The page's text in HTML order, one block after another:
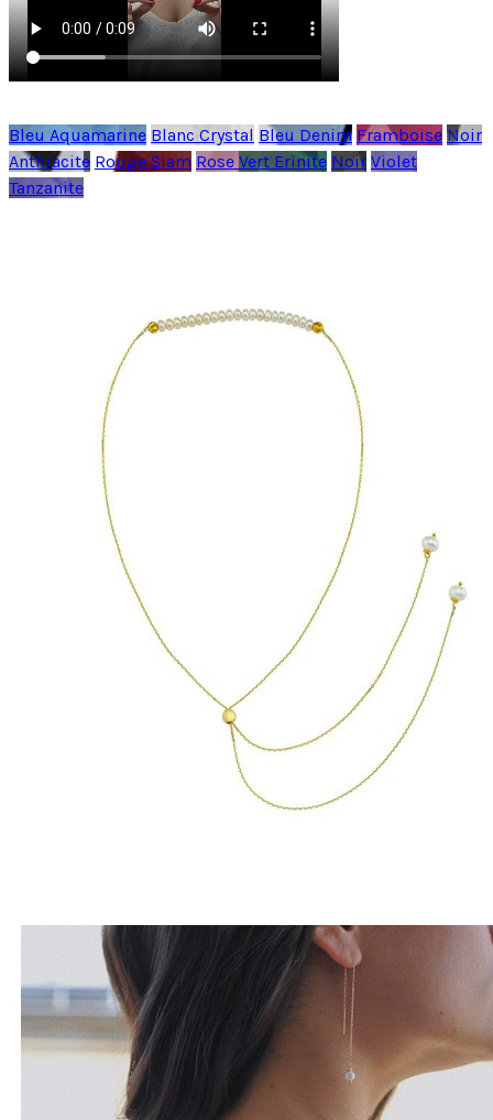
Bleu Aquamarine Blanc Crystal Bleu Denim Framboise Noir
Anthracite Rouge Siam Rose Vert Erinite Noir Violet
Tanzanite